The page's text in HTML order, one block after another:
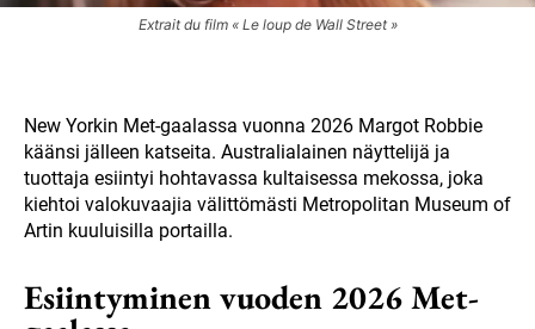
Extrait du film « Le loup de Wall Street »
New Yorkin Met-gaalassa vuonna 2026 Margot Robbie
käänsi jälleen katseita. Australialainen näyttelijä ja
tuottaja esiintyi hohtavassa kultaisessa mekossa, joka
kiehtoi valokuvaajia välittömästi Metropolitan Museum of
Artin kuuluisilla portailla.
Esiintyminen vuoden 2026 Met-